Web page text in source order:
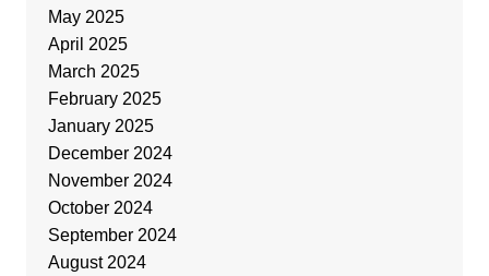
May 2025
April 2025
March 2025
February 2025
January 2025
December 2024
November 2024
October 2024
September 2024
August 2024